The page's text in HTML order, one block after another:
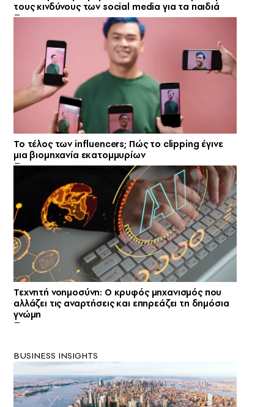
τους κινδύνους των social media για τα παιδιά
Το τέλος των influencers; Πώς το clipping έγινε
μια βιομηχανία εκατομμυρίων
Τεχνητή νοημοσύνη: Ο κρυφός μηχανισμός που
αλλάζει τις αναρτήσεις και επηρεάζει τη δημόσια
γνώμη
BUSINESS INSIGHTS